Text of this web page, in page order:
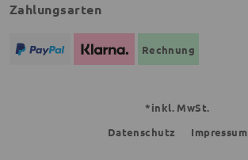
Zahlungsarten
Rechnung
*inkl. MwSt.
Datenschutz
Impressum